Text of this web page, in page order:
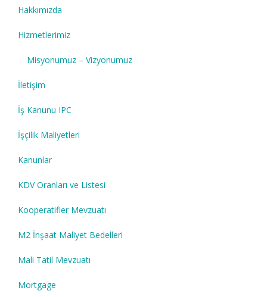
Hakkımızda
Hizmetlerimiz
Misyonumuz – Vizyonumuz
İletişim
İş Kanunu IPC
İşçilik Maliyetleri
Kanunlar
KDV Oranları ve Listesi
Kooperatifler Mevzuatı
M2 İnşaat Maliyet Bedelleri
Mali Tatil Mevzuatı
Mortgage